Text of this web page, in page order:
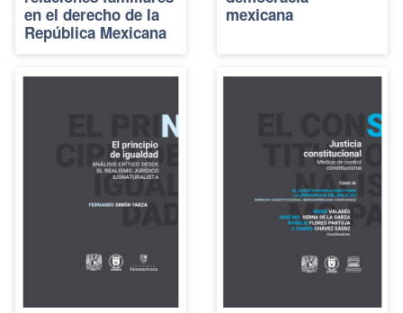
en el derecho de la
República Mexicana
mexicana